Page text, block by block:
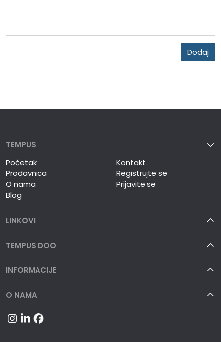
Dodaj
TEMPUS
Početak
Prodavnica
O nama
Blog
Kontakt
Registrujte se
Prijavite se
LINKOVI
TEMPUS DOO
INFORMACIJE
O NAMA